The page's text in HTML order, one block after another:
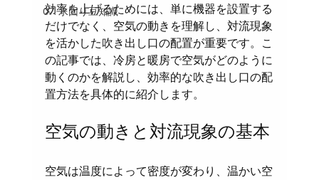
07. 水回り豆知識
効率を上げるためには、単に機器を設置する
だけでなく、空気の動きを理解し、対流現象
を活かした吹き出し口の配置が重要です。こ
の記事では、冷房と暖房で空気がどのように
動くのかを解説し、効率的な吹き出し口の配
置方法を具体的に紹介します。
空気の動きと対流現象の基本
空気は温度によって密度が変わり、温かい空